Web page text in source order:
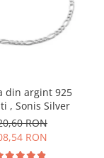
din argint 925
,Barbati , Sonis Silver
RON
RON